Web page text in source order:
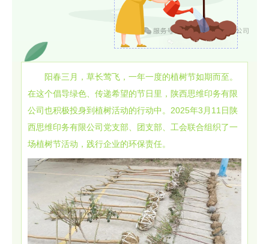
阳春三月，草长莺飞，一年一度的植树节如期而至。
在这个倡导绿色、传递希望的节日里，陕西思维印务有限
公司也积极投身到植树活动的行动中。2025年3月11日陕
西思维印务有限公司党支部、团支部、工会联合组织了一
场植树节活动，践行企业的环保责任。